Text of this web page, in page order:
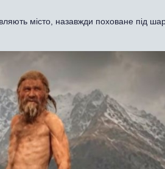
місто, назавжди поховане під